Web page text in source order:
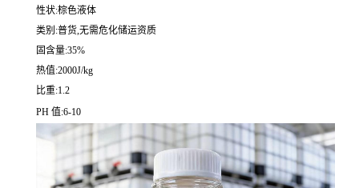
性状:棕色液体
类别:普货,无需危化储运资质
固含量:35%
热值:2000J/kg
比重:1.2
PH 值:6-10